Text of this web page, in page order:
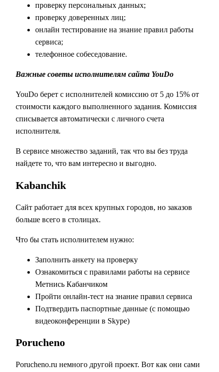
проверку персональных данных;
проверку доверенных лиц;
онлайн тестирование на знание правил работы
сервиса;
телефонное собеседование.
Важные советы исполнителям сайта YouDo
YouDo берет с исполнителей комиссию от 5 до 15% от
стоимости каждого выполненного задания. Комиссия
списывается автоматически с личного счета
исполнителя.
В сервисе множество заданий, так что вы без труда
найдете то, что вам интересно и выгодно.
Kabanchik
Сайт работает для всех крупных городов, но заказов
больше всего в столицах.
Что бы стать исполнителем нужно:
Заполнить анкету на проверку
Ознакомиться с правилами работы на сервисе
Метнись Кабанчиком
Пройти онлайн-тест на знание правил сервиса
Подтвердить паспортные данные (с помощью
видеоконференции в Skype)
Porucheno
Porucheno.ru немного другой проект. Вот как они сами